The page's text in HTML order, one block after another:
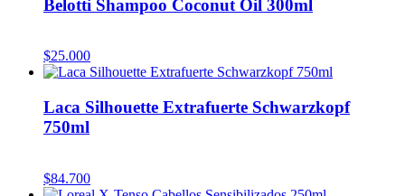
Belotti Shampoo Coconut Oil 300ml
$25.000
Laca Silhouette Extrafuerte Schwarzkopf
750ml
$84.700